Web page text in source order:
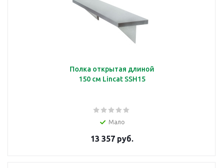
Полка открытая длиной
150 см Lincat SSH15
Мало
13 357 руб.